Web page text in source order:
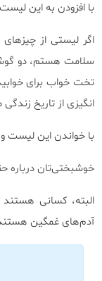
با افزودن به این
اگر لیستی از
سلامت هستم، دو
تخت خواب برای
انگیزی از تاریخ
با خواندن این لیست و
خوشبختی‌تان درباره
البته، كسانی هستند
‌‌آدم‌های غمگین